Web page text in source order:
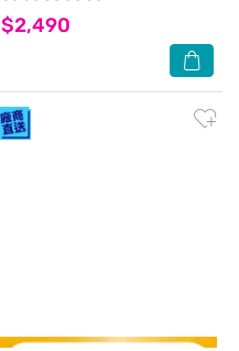
$2,490